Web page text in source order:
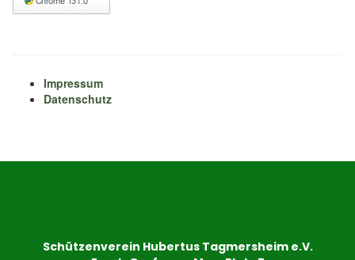
Impressum
Datenschutz
Schützenverein Hubertus Tagmersheim e.V.